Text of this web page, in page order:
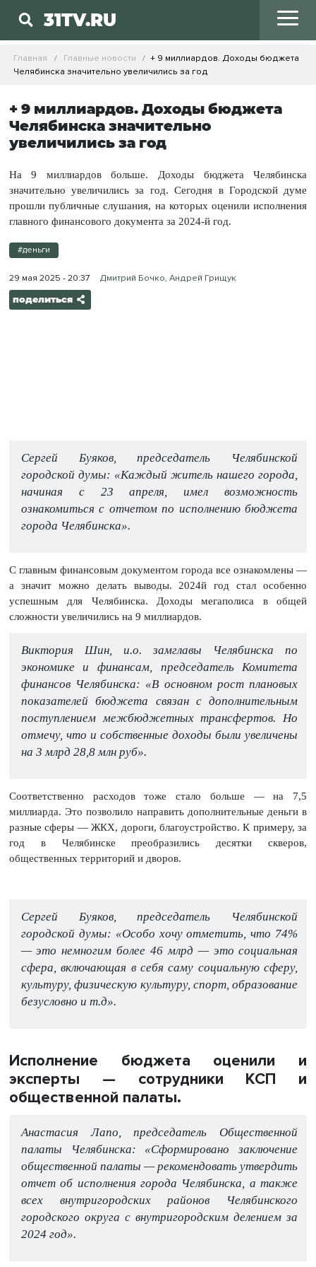
31TV.RU
Главная Главные новости
+ 9 миллиардов. Доходы бюджета
Челябинска значительно увеличились за год
+ 9 миллиардов. Доходы бюджета
Челябинска значительно
увеличились за год
На 9 миллиардов больше. Доходы бюджета Челябинска
значительно увеличились за год. Сегодня в Городской думе
прошли публичные слушания, на которых оценили исполнения
главного финансового документа за 2024-й год.
#деньги
29 мая 2025 - 20:37 Дмитрий Бочко, Андрей Грищук
поделиться
Сергей Буяков, председатель Челябинской
городской думы: «Каждый житель нашего города,
начиная с 23 апреля, имел возможность
ознакомиться с отчетом по исполнению бюджета
города Челябинска».
С главным финансовым документом города все ознакомлены —
а значит можно делать выводы. 2024й год стал особенно
успешным для Челябинска. Доходы мегаполиса в общей
сложности увеличились на 9 миллиардов.
Виктория Шин, и.о. замглавы Челябинска по
экономике и финансам, председатель Комитета
финансов Челябинска: «В основном рост плановых
показателей бюджета связан с дополнительным
поступлением межбюджетных трансфертов. Но
отмечу, что и собственные доходы были увеличены
на 3 млрд 28,8 млн руб».
Соответственно расходов тоже стало больше — на 7,5
миллиарда. Это позволило направить дополнительные деньги в
разные сферы — ЖКХ, дороги, благоустройство. К примеру, за
год в Челябинске преобразились десятки скверов,
общественных территорий и дворов.
Сергей Буяков, председатель Челябинской
городской думы: «Особо хочу отметить, что 74%
— это немногим более 46 млрд — это социальная
сфера, включающая в себя саму социальную сферу,
культуру, физическую культуру, спорт, образование
безусловно и т.д».
Исполнение бюджета оценили и
эксперты — сотрудники КСП и
общественной палаты.
Анастасия Лапо, председатель Общественной
палаты Челябинска: «Сформировано заключение
общественной палаты — рекомендовать утвердить
отчет об исполнения города Челябинска, а также
всех внутригородских районов Челябинского
городского округа с внутригородским делением за
2024 год».